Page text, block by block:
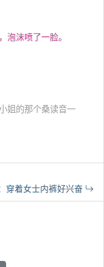
泡沫喷了一脸。
姐的那个桑读音一
穿着女士内裤好兴奋